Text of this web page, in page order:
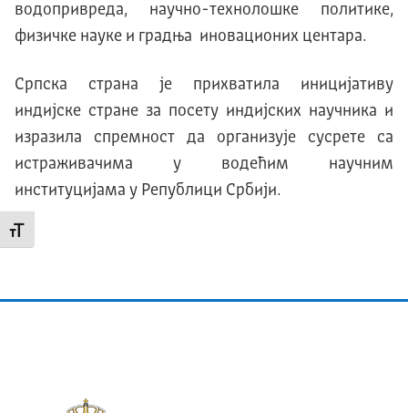
Промени величину слова
водопривреда, научно-технолошке политике,
физичке науке и градња иновационих центара.
Српска страна је прихватила иницијативу
индијске стране за посету индијских научника и
изразила спремност да организује сусрете са
истраживачима у водећим научним
институцијама у Републици Србији.